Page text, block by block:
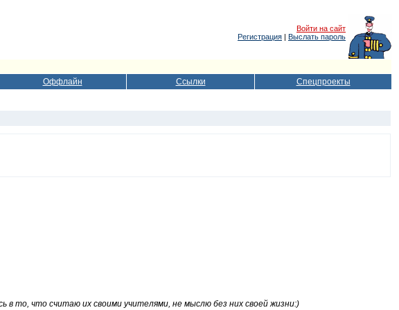
Войти на сайт
Регистрация | Выслать пароль
Оффлайн Ссылки Спецпроекты
в то, что считаю их своими учителями, не мыслю без них своей жизни:)